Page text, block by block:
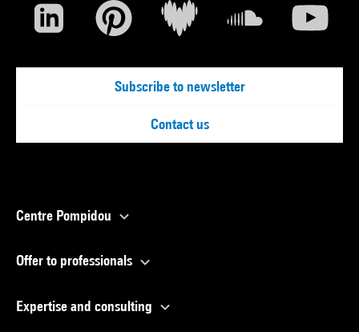
Subscribe to newsletter
Contact us
Centre Pompidou
Offer to professionals
Expertise and consulting